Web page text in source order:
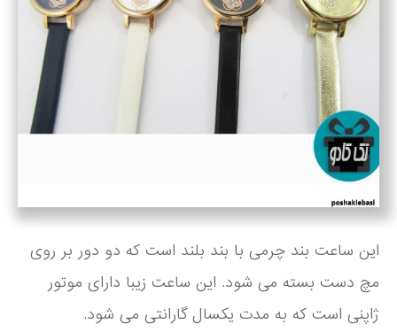
این ساعت بند چرمی با بند بلند است که دو دور بر روی
مچ دست بسته می شود. این ساعت زیبا دارای موتور
ژاپنی است که به مدت یکسال گارانتی می شود.